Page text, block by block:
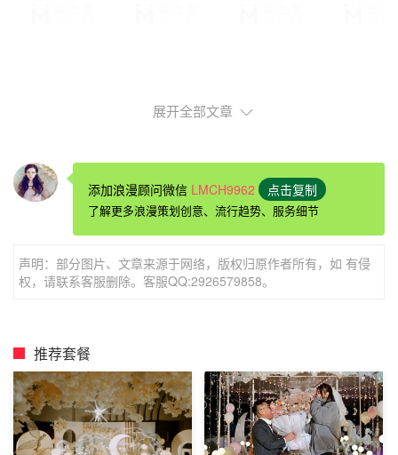
浪漫求婚方式1-6
、联系你女友的家人，询问有什么东西是你女友儿童时期
瓷娃娃，那么在她生日的时候送她一个。她不仅会很喜欢这
个礼物，更喜欢你精心思考准备的她一直想要的这个礼物。
片裱上相框，挂在某个突出的位置。尽可能地给你女友足够
的提醒，以使她能够准备好。
3、写一个便签条“I thought of you today,and it made me
smile.”将这个便签条粘在你的伴侣能够看到的地方。
展开全部文章
添加浪漫顾问微信 LMCH9962 点击复制
了解更多浪漫策划创意、流行趋势、服务细节
声明：部分图片、文章来源于网络，版权归原作者所有，如 有侵
权，请联系客服删除。客服QQ:2926579858。
推荐套餐